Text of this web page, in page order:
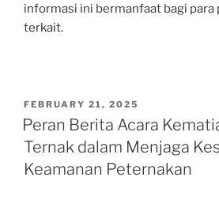
informasi ini bermanfaat bagi para
terkait.
POSTED
ON
FEBRUARY 21, 2025
Peran Berita Acara
Ternak dalam Menjaga
Keamanan Peternakan